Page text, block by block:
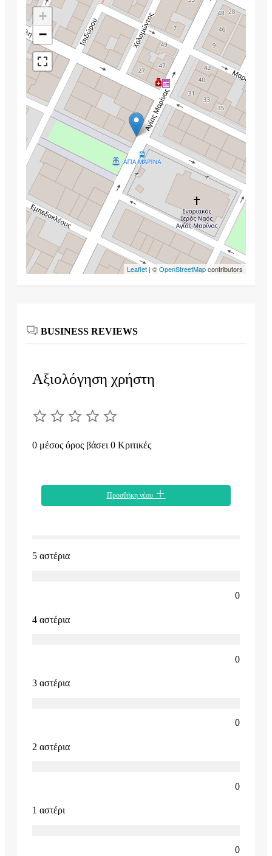
+
−
Leaflet | ©OpenStreetMapcontributors
BUSINESS REVIEWS
Αξιολόγηση χρήστη
0 μέσος όρος βάσει 0 Κριτικές
Προσθήκη νέου
5 αστέρια
0
4 αστέρια
0
3 αστέρια
0
2 αστέρια
0
1 αστέρι
0